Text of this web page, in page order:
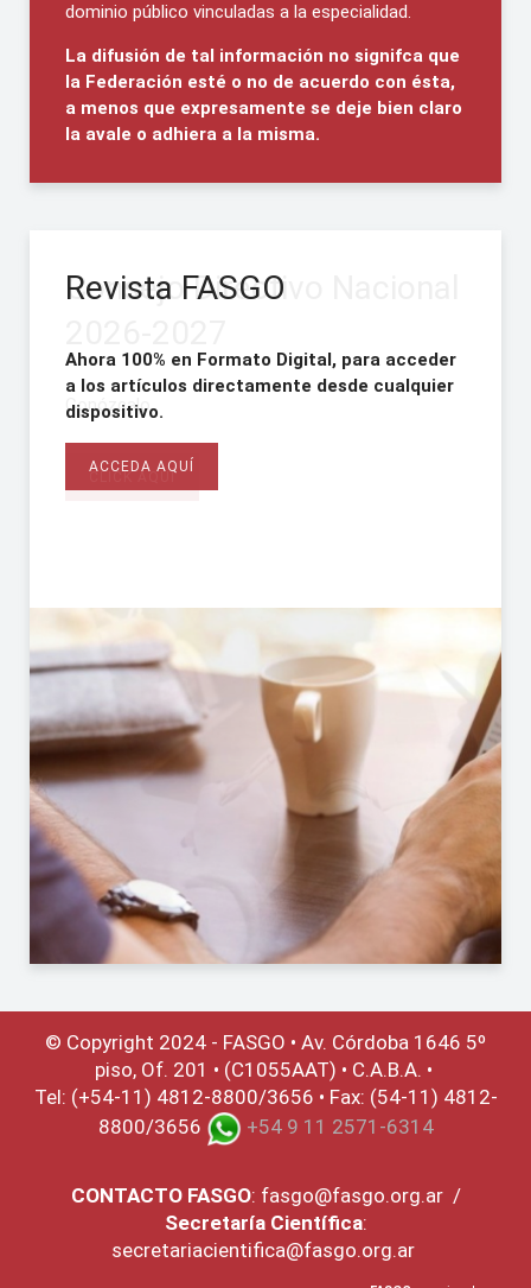
dominio público vinculadas a la especialidad.
La difusión de tal información no signifca que
la Federación esté o no de acuerdo con ésta,
a menos que expresamente se deje bien claro
la avale o adhiera a la misma.
Revista FASGO
Ahora 100% en Formato Digital, para acceder
a los artículos directamente desde cualquier
dispositivo.
ACCEDA AQUÍ
Acceda todos los webinarios de FASGO
CLICK AQUÍ
Una herramienta indispensable para todos los
profesionales de la especialidad.
Consejo Directivo Nacional
CLICK AQUÍ
© Copyright 2024 - FASGO • Av. Córdoba 1646 5º
piso, Of. 201 • (C1055AAT) • C.A.B.A. •
Tel: (+54-11) 4812-8800/3656 • Fax: (54-11) 4812-
8800/3656
+54 9 11 2571-6314
CONTACTO FASGO: fasgo@fasgo.org.ar/
Secretaría Científica:
secretariacientifica@fasgo.org.ar